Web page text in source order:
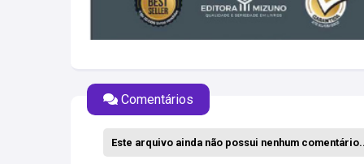
Comentários
Este arquivo ainda não possui nenhum